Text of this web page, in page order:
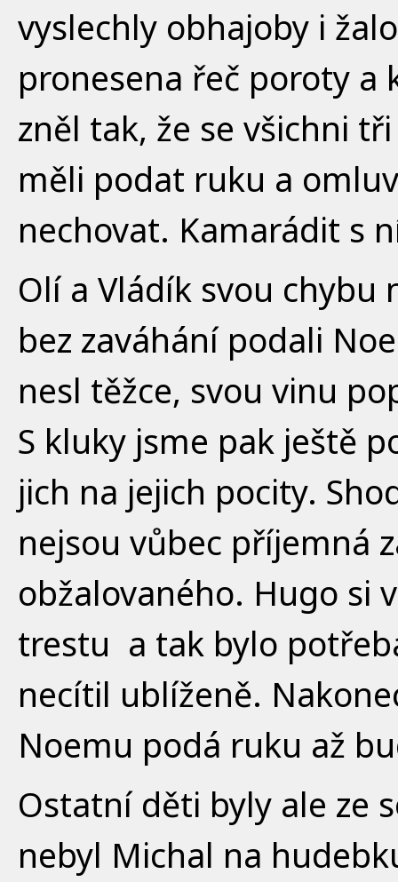
vyslechly obhajoby i
pronesena řeč poroty a
zněl tak, že se všichni
měli podat ruku a
nechovat. Kamarádit s
Olí a Vládík svou chybu
bez zaváhání podali
nesl těžce, svou vinu
S kluky jsme pak ještě
jich na jejich pocity.
nejsou vůbec příjemná
obžalovaného. Hugo si
trestu a tak bylo
necítil ublíženě.
Noemu podá ruku až
Ostatní děti byly ale ze
nebyl Michal na